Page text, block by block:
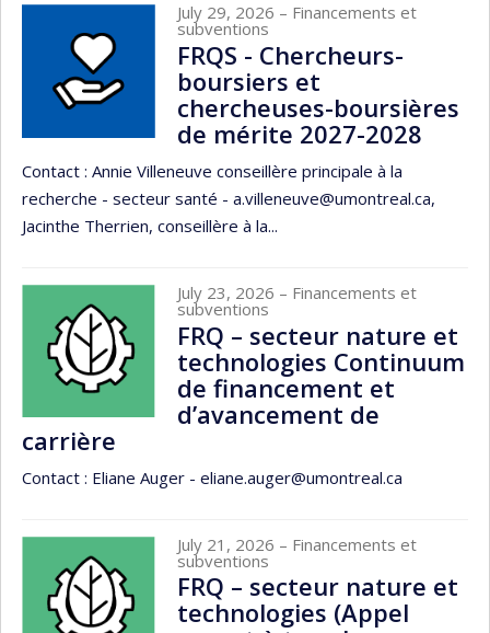
July 29, 2026 – Financements et
subventions
FRQS - Chercheurs-
boursiers et
chercheuses-boursières
de mérite 2027-2028
Contact : Annie Villeneuve conseillère principale à la
recherche - secteur santé - a.villeneuve@umontreal.ca,
Jacinthe Therrien, conseillère à la...
July 23, 2026 – Financements et
subventions
FRQ – secteur nature et
technologies Continuum
de financement et
d’avancement de
carrière
Contact : Eliane Auger - eliane.auger@umontreal.ca
July 21, 2026 – Financements et
subventions
FRQ – secteur nature et
technologies (Appel